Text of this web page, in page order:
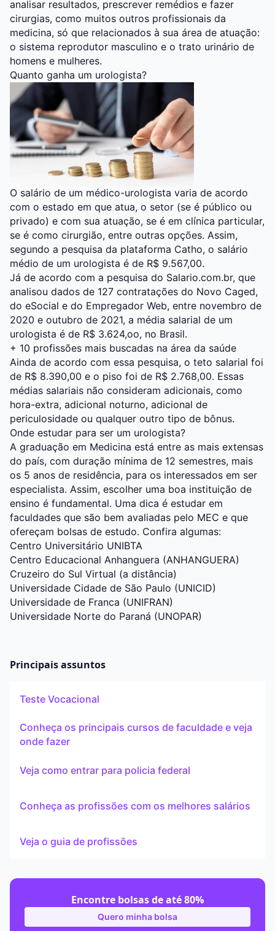
analisar resultados, prescrever remédios e fazer
cirurgias, como muitos outros profissionais da
medicina, só que relacionados à sua área de atuação:
o sistema reprodutor masculino e o trato urinário de
homens e mulheres.
Quanto ganha um urologista?
O salário de um médico-urologista varia de acordo
com o estado em que atua, o setor (se é público ou
privado) e com sua atuação, se é em clínica particular,
se é como cirurgião, entre outras opções. Assim,
segundo a pesquisa da plataforma Catho, o salário
médio de um urologista é de R$ 9.567,00.
Já de acordo com a pesquisa do Salario.com.br, que
analisou dados de 127 contratações do Novo Caged,
do eSocial e do Empregador Web, entre novembro de
2020 e outubro de 2021, a média salarial de um
urologista é de R$ 3.624,oo, no Brasil.
+ 10 profissões mais buscadas na área da saúde
Ainda de acordo com essa pesquisa, o teto salarial foi
de R$ 8.390,00 e o piso foi de R$ 2.768,00. Essas
médias salariais não consideram adicionais, como
hora-extra, adicional noturno, adicional de
periculosidade ou qualquer outro tipo de bônus.
Onde estudar para ser um urologista?
A graduação em Medicina está entre as mais extensas
do país, com duração mínima de 12 semestres, mais
os 5 anos de residência, para os interessados em ser
especialista. Assim, escolher uma boa instituição de
ensino é fundamental. Uma dica é estudar em
faculdades que são bem avaliadas pelo MEC e que
ofereçam bolsas de estudo. Confira algumas:
Centro Universitário UNIBTA
Centro Educacional Anhanguera (ANHANGUERA)
Cruzeiro do Sul Virtual (a distância)
Universidade Cidade de São Paulo (UNICID)
Universidade de Franca (UNIFRAN)
Universidade Norte do Paraná (UNOPAR)
Principais assuntos
Teste Vocacional
Conheça os principais cursos de faculdade e veja
onde fazer
Veja como entrar para policia federal
Conheça as profissões com os melhores salários
Veja o guia de profissões
Encontre bolsas de até 80%
Quero minha bolsa